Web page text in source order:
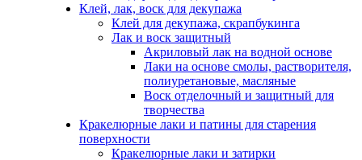
Клей, лак, воск для декупажа
Клей для декупажа, скрапбукинга
Лак и воск защитный
Акриловый лак на водной основе
Лаки на основе смолы, растворителя,
полиуретановые, масляные
Воск отделочный и защитный для
творчества
Кракелюрные лаки и патины для старения
поверхности
Кракелюрные лаки и затирки